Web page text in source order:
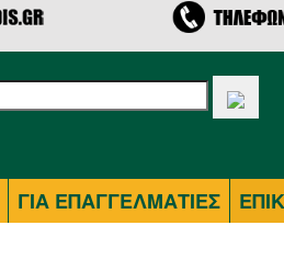
ΓΙΑ ΕΠΑΓΓΕΛΜΑΤΙΕΣ